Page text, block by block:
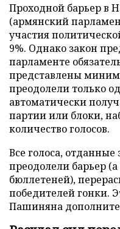
Проходной барьер в
(армянский
участия
9%. Однако закон
парламенте
представлены
преодолели только
автоматически
партии или блоки,
количество голосов.
Все голоса,
преодолели барьер
бюллетеней),
победителей гонки.
Пашиняна